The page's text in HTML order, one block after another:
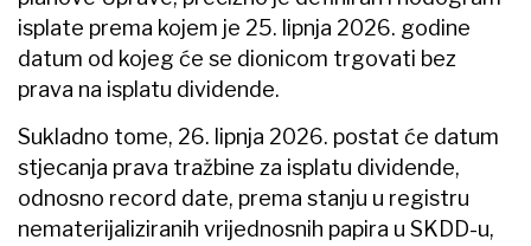
isplate prema kojem je 25. lipnja 2026. godine
datum od kojeg će se dionicom trgovati bez
prava na isplatu dividende.
Sukladno tome, 26. lipnja 2026. postat će datum
stjecanja prava tražbine za isplatu dividende,
odnosno record date, prema stanju u registru
nematerijaliziranih vrijednosnih papira u SKDD-u,